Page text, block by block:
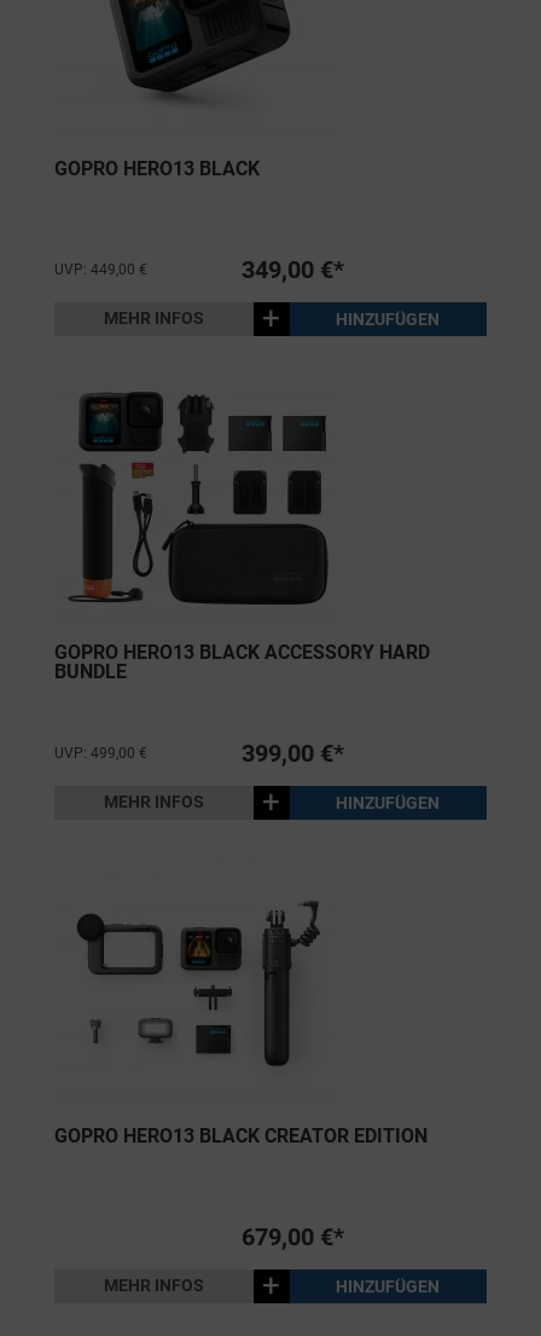
GOPRO HERO13 BLACK
UVP: 449,00 € 349,00 €*
MEHR INFOS + HINZUFÜGEN
GOPRO HERO13 BLACK ACCESSORY HARD
BUNDLE
UVP: 499,00 € 399,00 €*
MEHR INFOS + HINZUFÜGEN
GOPRO HERO13 BLACK CREATOR EDITION
679,00 €*
MEHR INFOS + HINZUFÜGEN